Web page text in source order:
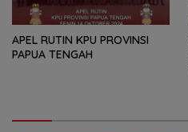
APEL RUTIN KPU PROVINSI
PAPUA TENGAH